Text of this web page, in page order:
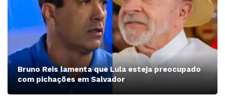
Bruno Reis lamenta que Lula esteja preocupado
com pichações em Salvador